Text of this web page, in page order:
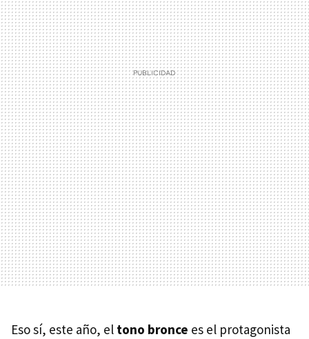
Eso sí, este año, el tono bronce es el protagonista